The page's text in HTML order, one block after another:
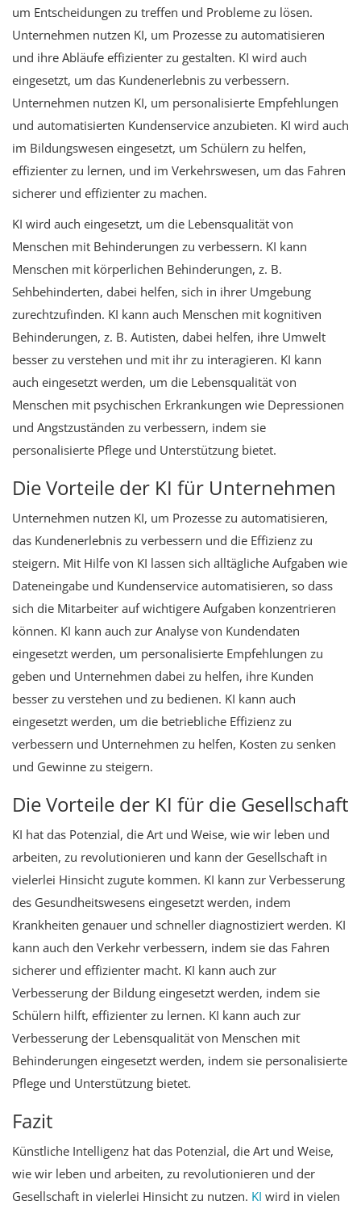
um Entscheidungen zu treffen und Probleme zu lösen.
Unternehmen nutzen KI, um Prozesse zu automatisieren
und ihre Abläufe effizienter zu gestalten. KI wird auch
eingesetzt, um das Kundenerlebnis zu verbessern.
Unternehmen nutzen KI, um personalisierte Empfehlungen
und automatisierten Kundenservice anzubieten. KI wird auch
im Bildungswesen eingesetzt, um Schülern zu helfen,
effizienter zu lernen, und im Verkehrswesen, um das Fahren
sicherer und effizienter zu machen.
KI wird auch eingesetzt, um die Lebensqualität von
Menschen mit Behinderungen zu verbessern. KI kann
Menschen mit körperlichen Behinderungen, z. B.
Sehbehinderten, dabei helfen, sich in ihrer Umgebung
zurechtzufinden. KI kann auch Menschen mit kognitiven
Behinderungen, z. B. Autisten, dabei helfen, ihre Umwelt
besser zu verstehen und mit ihr zu interagieren. KI kann
auch eingesetzt werden, um die Lebensqualität von
Menschen mit psychischen Erkrankungen wie Depressionen
und Angstzuständen zu verbessern, indem sie
personalisierte Pflege und Unterstützung bietet.
Die Vorteile der KI für Unternehmen
Unternehmen nutzen KI, um Prozesse zu automatisieren,
das Kundenerlebnis zu verbessern und die Effizienz zu
steigern. Mit Hilfe von KI lassen sich alltägliche Aufgaben wie
Dateneingabe und Kundenservice automatisieren, so dass
sich die Mitarbeiter auf wichtigere Aufgaben konzentrieren
können. KI kann auch zur Analyse von Kundendaten
eingesetzt werden, um personalisierte Empfehlungen zu
geben und Unternehmen dabei zu helfen, ihre Kunden
besser zu verstehen und zu bedienen. KI kann auch
eingesetzt werden, um die betriebliche Effizienz zu
verbessern und Unternehmen zu helfen, Kosten zu senken
und Gewinne zu steigern.
Die Vorteile der KI für die Gesellschaft
KI hat das Potenzial, die Art und Weise, wie wir leben und
arbeiten, zu revolutionieren und kann der Gesellschaft in
vielerlei Hinsicht zugute kommen. KI kann zur Verbesserung
des Gesundheitswesens eingesetzt werden, indem
Krankheiten genauer und schneller diagnostiziert werden. KI
kann auch den Verkehr verbessern, indem sie das Fahren
sicherer und effizienter macht. KI kann auch zur
Verbesserung der Bildung eingesetzt werden, indem sie
Schülern hilft, effizienter zu lernen. KI kann auch zur
Verbesserung der Lebensqualität von Menschen mit
Behinderungen eingesetzt werden, indem sie personalisierte
Pflege und Unterstützung bietet.
Fazit
Künstliche Intelligenz hat das Potenzial, die Art und Weise,
wie wir leben und arbeiten, zu revolutionieren und der
Gesellschaft in vielerlei Hinsicht zu nutzen. KI wird in vielen